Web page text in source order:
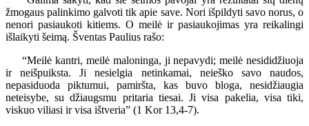
žmogaus palinkimo galvoti tik apie save. Nori išpildyti savo norus, o
nenori pasiaukoti kitiems. O meilė ir pasiaukojimas yra reikalingi
išlaikyti šeimą. Šventas Paulius rašo:
“Meilė kantri, meilė maloninga, ji nepavydi; meilė nesididžiuoja
ir neišpuiksta. Ji nesielgia netinkamai, neieško savo naudos,
nepasiduoda piktumui, pamiršta, kas buvo bloga, nesidžiaugia
neteisybe, su džiaugsmu pritaria tiesai. Ji visa pakelia, visa tiki,
viskuo viliasi ir visa ištveria” (1 Kor 13,4-7).